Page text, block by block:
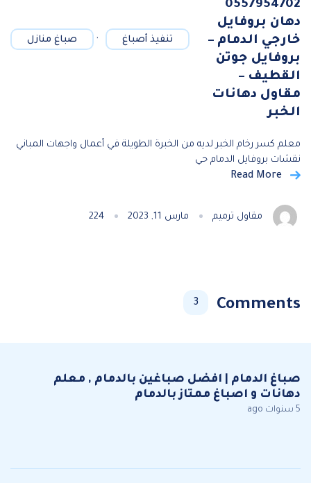
تنفيذ أصباغ , صباغ منازل
0557954702
دهان بروفايل
خارجي الدمام –
بروفايل جوتن
القطيف –
مقاول دهانات
الخبر
معلم كسر رخام الخبر لديه من الخبرة الطويلة في أعمال واجهات المباني
نقشات بروفايل الدمام حي
Read More
مقاول ترميم مارس 11, 2023 224
Comments
3
صباغ الدمام | افضل صباغين بالدمام , معلم
دهانات و اصباغ ممتاز بالدمام
5 سنوات ago